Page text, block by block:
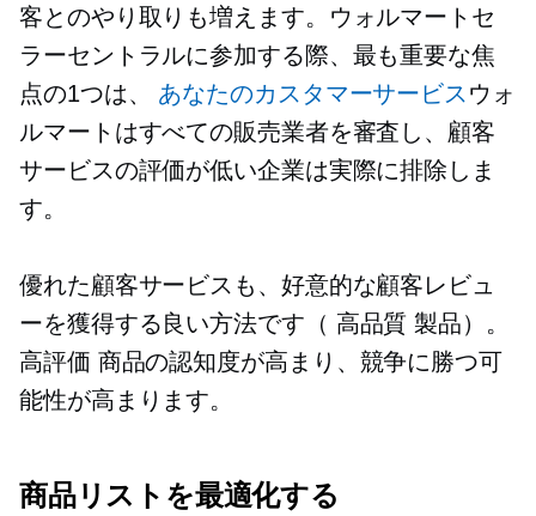
客とのやり取りも増えます。ウォルマートセ
ラーセントラルに参加する際、最も重要な焦
点の1つは、 あなたのカスタマーサービス ウォ
ルマートはすべての販売業者を審査し、顧客
サービスの評価が低い企業は実際に排除しま
す。
優れた顧客サービスも、好意的な顧客レビュ
ーを獲得する良い方法です（ 高品質 製品）。
高評価 商品の認知度が高まり、競争に勝つ可
能性が高まります。
商品リストを最適化する